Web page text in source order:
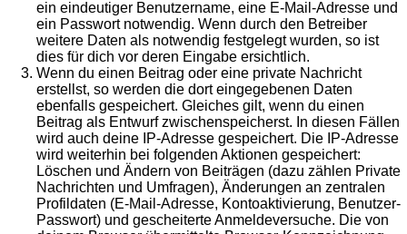
ein eindeutiger Benutzername, eine E-Mail-Adresse und
ein Passwort notwendig. Wenn durch den Betreiber
weitere Daten als notwendig festgelegt wurden, so ist
dies für dich vor deren Eingabe ersichtlich.
Wenn du einen Beitrag oder eine private Nachricht
erstellst, so werden die dort eingegebenen Daten
ebenfalls gespeichert. Gleiches gilt, wenn du einen
Beitrag als Entwurf zwischenspeicherst. In diesen Fällen
wird auch deine IP-Adresse gespeichert. Die IP-Adresse
wird weiterhin bei folgenden Aktionen gespeichert:
Löschen und Ändern von Beiträgen (dazu zählen Private
Nachrichten und Umfragen), Änderungen an zentralen
Profildaten (E-Mail-Adresse, Kontoaktivierung, Benutzer-
Passwort) und gescheiterte Anmeldeversuche. Die von